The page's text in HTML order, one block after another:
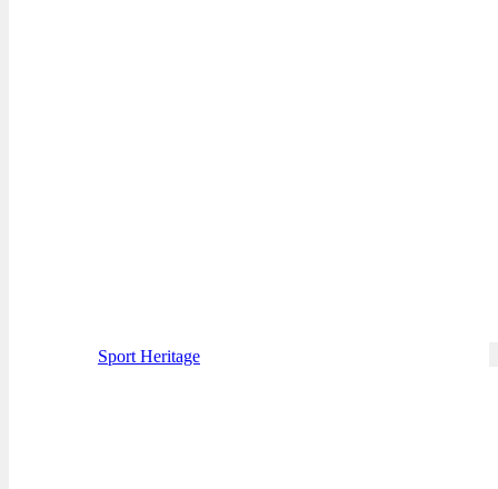
Sport Heritage